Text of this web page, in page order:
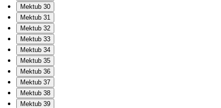
Mektub 30
Mektub 31
Mektub 32
Mektub 33
Mektub 34
Mektub 35
Mektub 36
Mektub 37
Mektub 38
Mektub 39